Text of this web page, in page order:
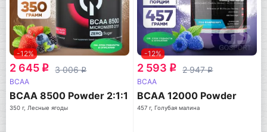
-12%
2 645 q 3 006q
BCAA
BCAA 8500 Powder 2:1:1
350 г, Лесные ягоды
-12%
2 593 q 2 947q
BCAA
BCAA 12000 Powder
457 г, Голубая малина